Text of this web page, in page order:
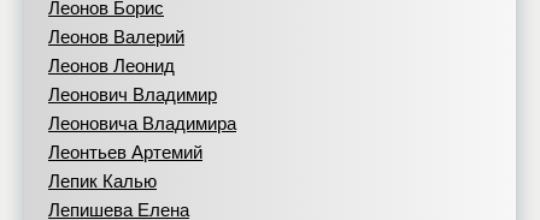
Леонов Борис
Леонов Валерий
Леонов Леонид
Леонович Владимир
Леоновича Владимира
Леонтьев Артемий
Лепик Калью
Лепишева Елена